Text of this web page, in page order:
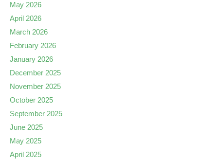
May 2026
April 2026
March 2026
February 2026
January 2026
December 2025
November 2025
October 2025
September 2025
June 2025
May 2025
April 2025